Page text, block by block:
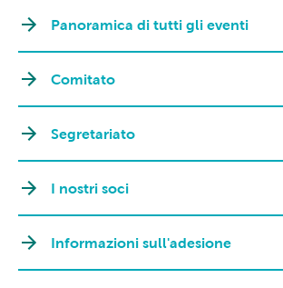
Panoramica di tutti gli eventi
Comitato
Segretariato
I nostri soci
Informazioni sull'adesione